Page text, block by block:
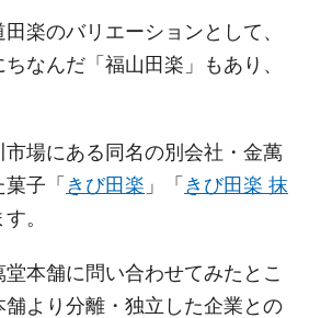
楽のバリエーションとして、
なんだ「福山田楽」もあり、
場にある同名の別会社・金萬
子「 きび田楽 」「 きび田楽 抹
。
本舗に問い合わせてみたとこ
舗より分離・独立した企業との